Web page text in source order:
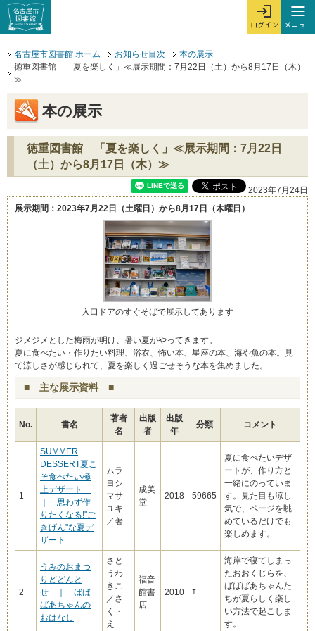
ページの先頭です。
本文へジャンプする。
ここからサイト内共通メニューです。
サイト内共通メニューをスキップする
ログイン
ログインを開
メニュー
メ
サイト内共通メニューここまで。
名古屋市図書館 ホーム
お知らせ目次
本の展示
徳重図書館 「夏を楽しく」≪展示期間：7月22日（土）から8月17日（木）
≫
本の展示
徳重図書館 「夏を楽しく」≪展示期間：7月22日
（土）から8月17日（木）≫
2023年7月24日
展示期間：2023年7月22日（土曜日）から8月17日（木曜日）
入口ドアのすぐそばで展示してあります
ジメジメとした梅雨が明け、暑い夏がやってきます。
夏に食べたい・作りたい料理、浴衣、怖い本、星座の本、海や魚の本。見
て涼しさが感じられて、夏を楽しく過ごせそうな本を集めました。
■ 主な展示資料 ■
No. 書名
著者
名
出版
者
出版
年
分類 コメント
1
SUMMER
DESSERT夏こ
そ食べたい極
上デザート
｜ 思わず作
りたくなる!"ご
きげん"な夏デ
ザート
ムラ
ヨシ
マサ
ユキ
／著
成美
堂
2018 59665
夏に食べたいデザ
ートが、作り方と
一緒にのっていま
す。見た目も涼し
気で、ページを眺
めているだけでも
楽しめます。
2
うみのおまつ
りどどんと
せ ｜ ばば
ばあちゃんの
おはなし
さと
うわ
きこ
／さ
く・
え
福音
館書
店
2010 ｴ
海岸で寝てしまっ
たおおくじらを、
ばばばあちゃんた
ちが夏らしく楽し
い方法で起こしま
す。